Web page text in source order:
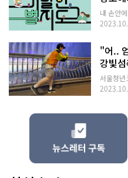
내 손안
"어..
강빛
서울청년